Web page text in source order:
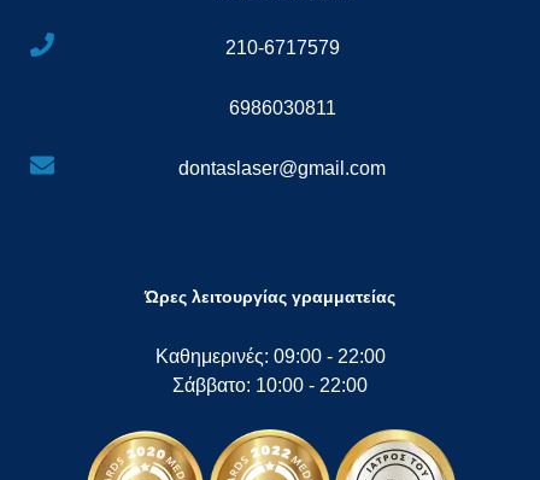
210-6717579
6986030811
dontaslaser@gmail.com
Ώρες λειτουργίας γραμματείας
Καθημερινές: 09:00 - 22:00
Σάββατο: 10:00 - 22:00